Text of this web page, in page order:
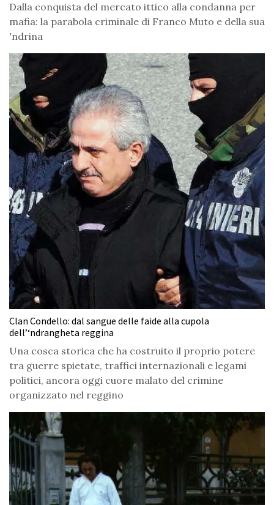
Dalla conquista del mercato ittico alla condanna per
mafia: la parabola criminale di Franco Muto e della sua
'ndrina
Clan Condello: dal sangue delle faide alla cupola
dell’‘ndrangheta reggina
Una cosca storica che ha costruito il proprio potere
tra guerre spietate, traffici internazionali e legami
politici, ancora oggi cuore malato del crimine
organizzato nel reggino